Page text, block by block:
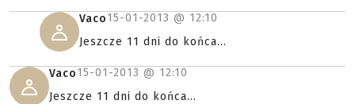
Vaco15-01-2013 @ 12:10
Jeszcze 11 dni do końca...
Vaco15-01-2013 @ 12:10
Jeszcze 11 dni do końca...